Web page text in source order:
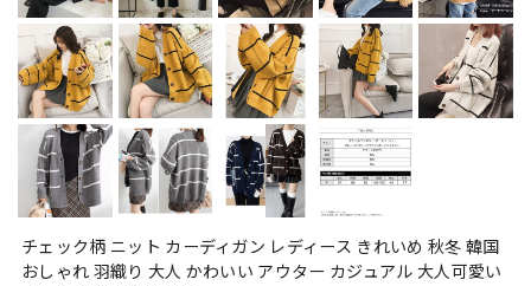
チェック柄 ニット カーディガン レディース きれいめ 秋冬 韓国
おしゃれ 羽織り 大人 かわいい アウター カジュアル 大人可愛い